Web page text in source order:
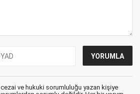
cezai ve hukuki sorumluluğu yazan kişiye